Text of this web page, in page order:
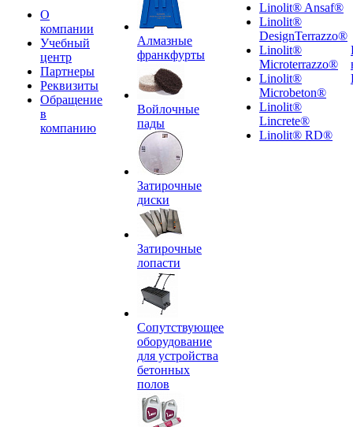
О
компании
Учебный
центр
Партнеры
Реквизиты
Обращение
в
компанию
Алмазные
франкфурты
Войлочные
пады
Затирочные
диски
Затирочные
лопасти
Сопутствующее
оборудование
для устройства
бетонных
полов
Linolit® Ansaf®
Linolit®
DesignTerrazzo®
Linolit®
Microterrazzo®
Linolit®
Microbeton®
Linolit®
Lincrete®
Linolit® RD®